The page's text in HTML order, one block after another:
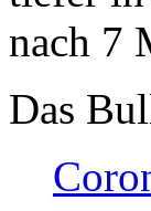
nach 7
Das